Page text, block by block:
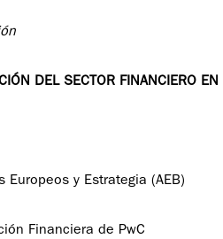
DEL SECTOR FINANCIERO
Europeos y Estrategia (AEB)
Financiera de PwC